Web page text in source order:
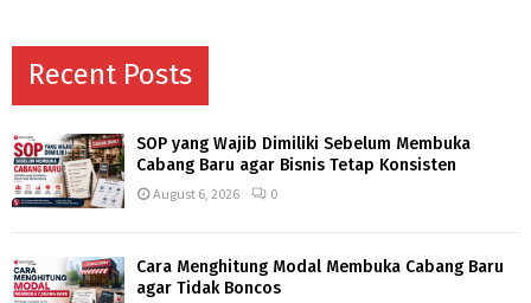
Recent Posts
SOP yang Wajib Dimiliki Sebelum Membuka
Cabang Baru agar Bisnis Tetap Konsisten
August 6, 2026 0
Cara Menghitung Modal Membuka Cabang Baru
agar Tidak Boncos